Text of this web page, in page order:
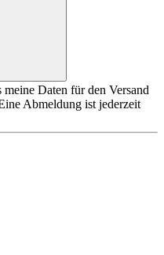
Daten für den Versand
Abmeldung ist jederzeit